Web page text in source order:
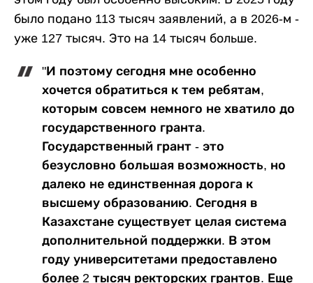
было подано 113 тысяч заявлений, а в 2026-м -
уже 127 тысяч. Это на 14 тысяч больше.
"И поэтому сегодня мне особенно
хочется обратиться к тем ребятам,
которым совсем немного не хватило до
государственного гранта.
Государственный грант - это
безусловно большая возможность, но
далеко не единственная дорога к
высшему образованию. Сегодня в
Казахстане существует целая система
дополнительной поддержки. В этом
году университетами предоставлено
более 2 тысяч ректорских грантов. Еще